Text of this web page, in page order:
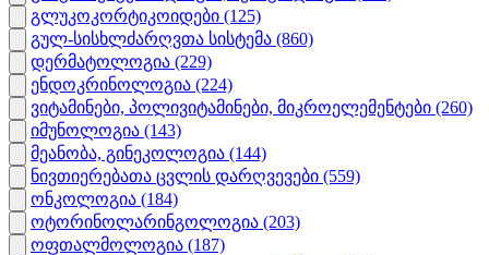
გლუკოკორტიკოიდები (125)
გულ-სისხლძარღვთა სისტემა (860)
დერმატოლოგია (229)
ენდოკრინოლოგია (224)
ვიტამინები, პოლივიტამინები, მიკროელემენტები (260)
იმუნოლოგია (143)
მეანობა, გინეკოლოგია (144)
ნივთიერებათა ცვლის დარღვევები (559)
ონკოლოგია (184)
ოტორინოლარინგოლოგია (203)
ოფთალმოლოგია (187)